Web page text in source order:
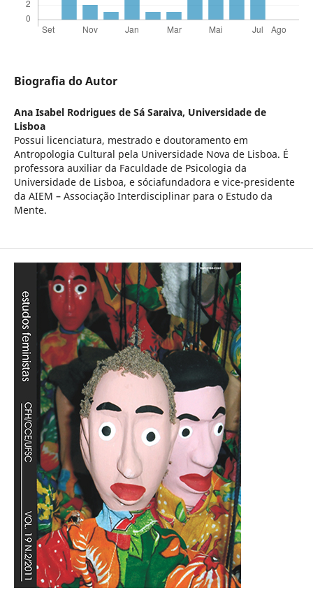
Biografia do Autor
Ana Isabel Rodrigues de Sá Saraiva, Universidade de
Lisboa
Possui licenciatura, mestrado e doutoramento em
Antropologia Cultural pela Universidade Nova de Lisboa. É
professora auxiliar da Faculdade de Psicologia da
Universidade de Lisboa, e sóciafundadora e vice-presidente
da AIEM – Associação Interdisciplinar para o Estudo da
Mente.